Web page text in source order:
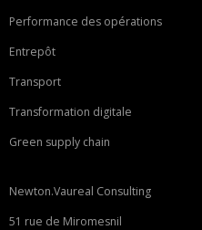
Performance des opérations
Entrepôt
Transport
Transformation digitale
Green supply chain
Newton.Vaureal Consulting
51 rue de Miromesnil